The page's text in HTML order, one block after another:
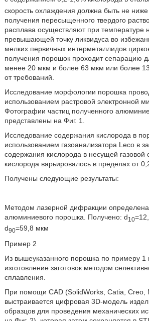
скорость охлаждения должна быть не
получения пересыщенного твердого
расплава осуществляют при температуре
превышающей точку ликвидуса во
мелких первичных интерметаллидов
получения порошок проходит сепарацию
менее 20 мкм и более 63 мкм или более
от требований.
Исследование морфологии порошка
использованием растровой электронной
Фотографии частиц полученного
представлены на Фиг. 1.
Исследование содержания кислорода в
использованием газоанализатора Leco в
содержания кислорода в несущей
кислорода варьировалось в пределах от
Получены следующие результаты:
Методом лазерной дифракции определена
алюминиевого порошка. Получено: d10
d90=59,8 мкм
Пример 2
Из вышеуказанного порошка по примеру 1
изготовление заготовок методом
сплавления.
При помощи CAD (SolidWorks, Catia, Creo,
выстраивается цифровая 3D-модель
образцов для проведения механических